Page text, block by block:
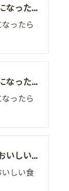
↓店舗詳細↓気になったらフォローして
ったら
↓店舗詳細↓気になったらフォローして
ったら
【トマト味噌のおいしい食べ方！】
いしい食